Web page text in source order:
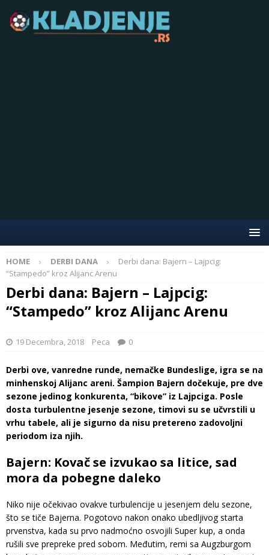
HOME DERBI DANA
Derbi dana: Bajern – Lajpcig:
“Stampedo” kroz Alijanc Arenu
Derbi dana: Bajern – Lajpcig:
“Stampedo” kroz Alijanc Arenu
19 Decembra, 2018 Peca 0
Derbi ove, vanredne runde, nemačke Bundeslige, igra se na
minhenskoj Alijanc areni. Šampion Bajern dočekuje, pre dve
sezone jedinog konkurenta, “bikove” iz Lajpciga. Posle
dosta turbulentne jesenje sezone, timovi su se učvrstili u
vrhu tabele, ali je sigurno da nisu pretereno zadovoljni
periodom iza njih.
Bajern: Kovač se izvukao sa litice, sad
mora da pobegne daleko
Niko nije očekivao ovakve turbulencije u jesenjem delu sezone,
što se tiče Bajerna. Pogotovo nakon onako ubedljivog starta
prvenstva, kada su prvo nadmoćno osvojili Super kup, a onda
rušili sve prepreke pred sobom. Međutim, remi sa Augzburgom